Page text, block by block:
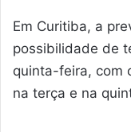
Em Curitiba, a
possibilidade de
quinta-feira, com
na terça e na